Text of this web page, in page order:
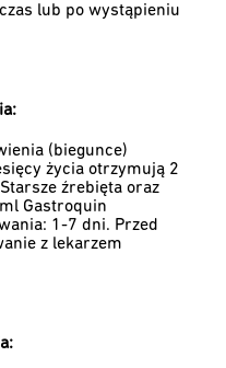
lub po wystąpieniu
(biegunce)
życia otrzymują 2
źrebięta oraz
Gastroquin
1-7 dni. Przed
z lekarzem